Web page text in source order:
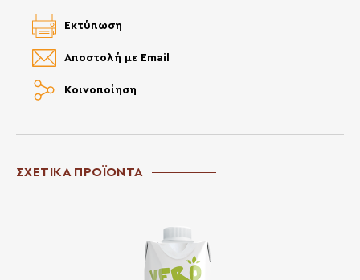
Κοινοποίηση
Αποστολή με Email
Εκτύπωση
ΣΧΕΤΙΚΑ ΠΡΟΪΟΝΤΑ